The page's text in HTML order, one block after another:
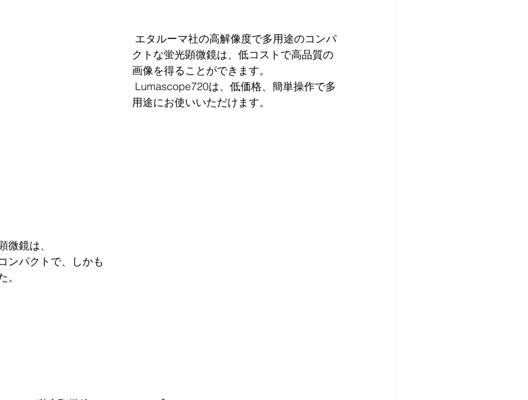
クトな蛍光顕微鏡は、低コストで高品質の
画像を得ることができます。
用途にお使いいただけます。
微鏡は、
ンパクトで、しかも
。